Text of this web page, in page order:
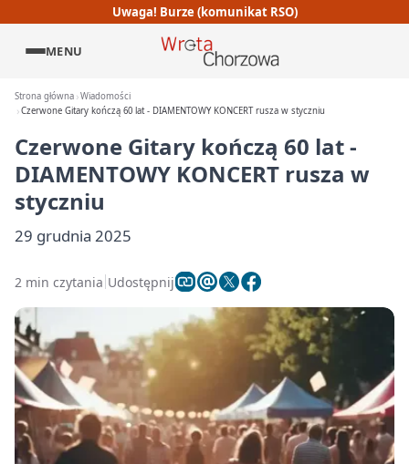
Uwaga! Burze (komunikat RSO)
MENU
Strona główna Wiadomości
Czerwone Gitary kończą 60 lat - DIAMENTOWY KONCERT rusza w styczniu
Czerwone Gitary kończą 60 lat -
DIAMENTOWY KONCERT rusza w
styczniu
29 grudnia 2025
2 min czytania Udostępnij